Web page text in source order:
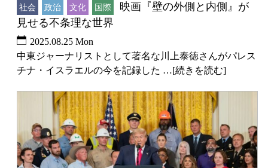
社会 政治 文化 国際
映画『壁の外側と内側』が
見せる不条理な世界
2025.08.25 Mon
中東ジャーナリストとして著名な川上泰徳さんがパレス
チナ・イスラエルの今を記録した …[続きを読む]